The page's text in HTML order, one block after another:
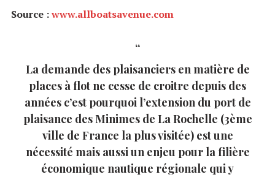
Source :www.allboatsavenue.com
La demande des plaisanciers en matière de
places à flot ne cesse de croitre depuis des
années c’est pourquoi l’extension du port de
plaisance des Minimes de La Rochelle (3ème
ville de France la plus visitée) est une
nécessité mais aussi un enjeu pour la filière
économique nautique régionale qui y